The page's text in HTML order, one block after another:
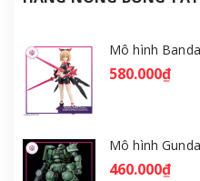
580.000₫
460.000₫